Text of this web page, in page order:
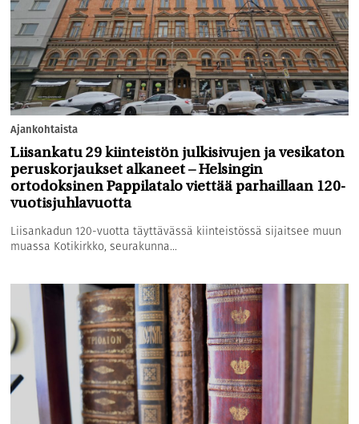
Ajankohtaista
Liisankatu 29 kiinteistön julkisivujen ja vesikaton
peruskorjaukset alkaneet – Helsingin
ortodoksinen Pappilatalo viettää parhaillaan 120-
vuotisjuhlavuotta
Liisankadun 120-vuotta täyttävässä kiinteistössä sijaitsee muun
muassa Kotikirkko, seurakunna...